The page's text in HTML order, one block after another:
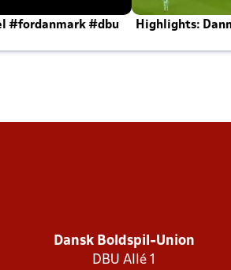
#fordanmark #dbu
Highlights:
Dansk Boldspil-Union
DBU Allé 1